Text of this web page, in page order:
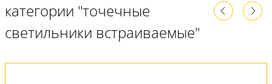
категории "точечные
светильники встраиваемые"